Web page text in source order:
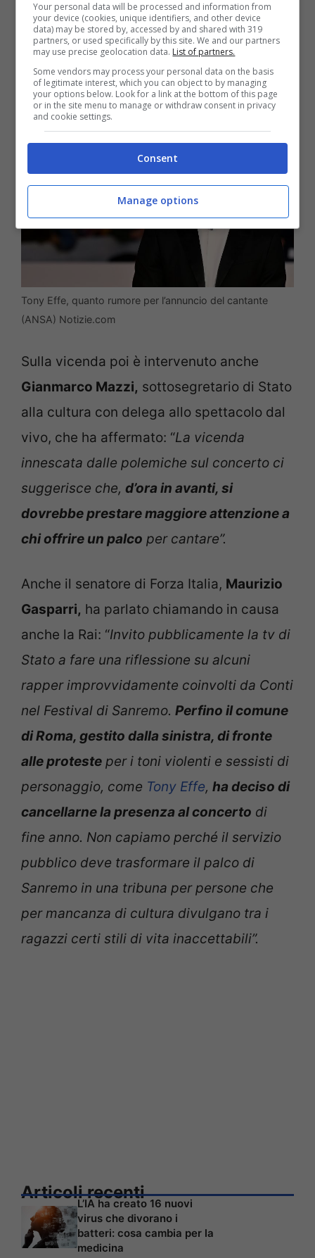
le donne. La sua presenza sarebbe
un’insopportabile offesa per chi subisce
violenza”.
Tony Effe, quanto rumore per l’annuncio del cantante
(ANSA) Notizie.com
Sulla vicenda poi è intervenuto anche
Gianmarco Mazzi, sottosegretario di Stato
alla cultura con delega allo spettacolo dal
vivo, che ha affermato: “La vicenda
innescata dalle polemiche sul concerto ci
suggerisce che, d’ora in avanti, si
dovrebbe prestare maggiore attenzione a
chi offrire un palco per cantare”.
Anche il senatore di Forza Italia, Maurizio
Gasparri, ha parlato chiamando in causa
anche la Rai: “Invito pubblicamente la tv di
Stato a fare una riflessione su alcuni
rapper improvvidamente coinvolti da Conti
nel Festival di Sanremo. Perfino il comune
di Roma, gestito dalla sinistra, di fronte
alle proteste per i toni violenti e sessisti di
personaggio, come Tony Effe, ha deciso di
cancellarne la presenza al concerto di
fine anno. Non capiamo perché il servizio
pubblico deve trasformare il palco di
Sanremo in una tribuna per persone che
per mancanza di cultura divulgano tra i
ragazzi certi stili di vita inaccettabili”.
Articoli recenti
L’IA ha creato 16 nuovi
virus che divorano i
batteri: cosa cambia per la
medicina
Your personal data will be processed and information from
your device (cookies, unique identifiers, and other device
data) may be stored by, accessed by and shared with 319
partners, or used specifically by this site. We and our partners
may use precise geolocation data. List of partners.
Some vendors may process your personal data on the basis
of legitimate interest, which you can object to by managing
your options below. Look for a link at the bottom of this page
or in the site menu to manage or withdraw consent in privacy
and cookie settings.
Consent
Manage options